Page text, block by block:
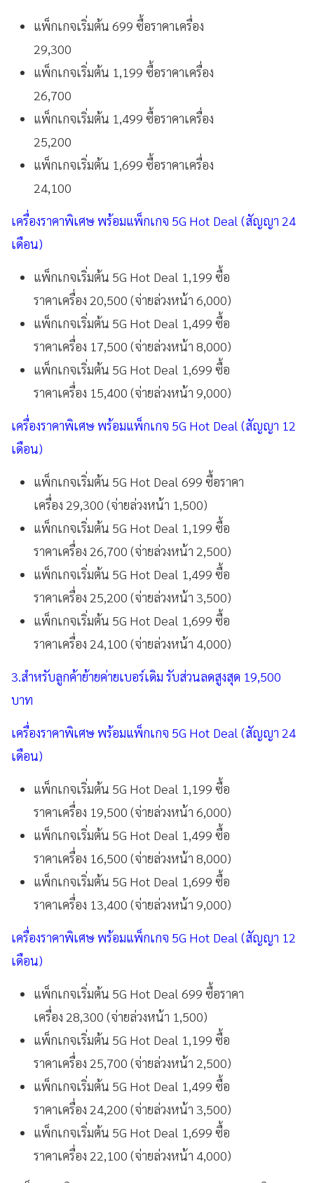
แพ็กเกจเริ่มต้น 699 ซื้อราคาเครื่อง
29,300
แพ็กเกจเริ่มต้น 1,199 ซื้อราคาเครื่อง
26,700
แพ็กเกจเริ่มต้น 1,499 ซื้อราคาเครื่อง
25,200
แพ็กเกจเริ่มต้น 1,699 ซื้อราคาเครื่อง
24,100
เครื่องราคาพิเศษ พร้อมแพ็กเกจ 5G Hot Deal (สัญญา 24
เดือน)
แพ็กเกจเริ่มต้น 5G Hot Deal 1,199 ซื้อ
ราคาเครื่อง 20,500 (จ่ายล่วงหน้า 6,000)
แพ็กเกจเริ่มต้น 5G Hot Deal 1,499 ซื้อ
ราคาเครื่อง 17,500 (จ่ายล่วงหน้า 8,000)
แพ็กเกจเริ่มต้น 5G Hot Deal 1,699 ซื้อ
ราคาเครื่อง 15,400 (จ่ายล่วงหน้า 9,000)
เครื่องราคาพิเศษ พร้อมแพ็กเกจ 5G Hot Deal (สัญญา 12
เดือน)
แพ็กเกจเริ่มต้น 5G Hot Deal 699 ซื้อราคา
เครื่อง 29,300 (จ่ายล่วงหน้า 1,500)
แพ็กเกจเริ่มต้น 5G Hot Deal 1,199 ซื้อ
ราคาเครื่อง 26,700 (จ่ายล่วงหน้า 2,500)
แพ็กเกจเริ่มต้น 5G Hot Deal 1,499 ซื้อ
ราคาเครื่อง 25,200 (จ่ายล่วงหน้า 3,500)
แพ็กเกจเริ่มต้น 5G Hot Deal 1,699 ซื้อ
ราคาเครื่อง 24,100 (จ่ายล่วงหน้า 4,000)
3.สำหรับลูกค้าย้ายค่ายเบอร์เดิม รับส่วนลดสูงสุด 19,500
บาท
เครื่องราคาพิเศษ พร้อมแพ็กเกจ 5G Hot Deal (สัญญา 24
เดือน)
แพ็กเกจเริ่มต้น 5G Hot Deal 1,199 ซื้อ
ราคาเครื่อง 19,500 (จ่ายล่วงหน้า 6,000)
แพ็กเกจเริ่มต้น 5G Hot Deal 1,499 ซื้อ
ราคาเครื่อง 16,500 (จ่ายล่วงหน้า 8,000)
แพ็กเกจเริ่มต้น 5G Hot Deal 1,699 ซื้อ
ราคาเครื่อง 13,400 (จ่ายล่วงหน้า 9,000)
เครื่องราคาพิเศษ พร้อมแพ็กเกจ 5G Hot Deal (สัญญา 12
เดือน)
แพ็กเกจเริ่มต้น 5G Hot Deal 699 ซื้อราคา
เครื่อง 28,300 (จ่ายล่วงหน้า 1,500)
แพ็กเกจเริ่มต้น 5G Hot Deal 1,199 ซื้อ
ราคาเครื่อง 25,700 (จ่ายล่วงหน้า 2,500)
แพ็กเกจเริ่มต้น 5G Hot Deal 1,499 ซื้อ
ราคาเครื่อง 24,200 (จ่ายล่วงหน้า 3,500)
แพ็กเกจเริ่มต้น 5G Hot Deal 1,699 ซื้อ
ราคาเครื่อง 22,100 (จ่ายล่วงหน้า 4,000)